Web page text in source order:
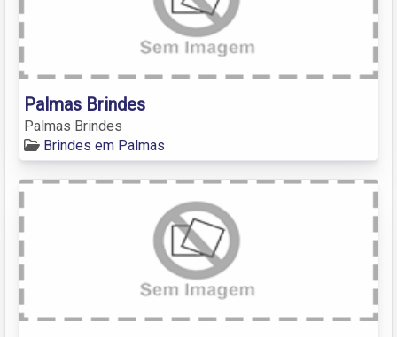
Palmas Brindes
Palmas Brindes
Brindes em Palmas